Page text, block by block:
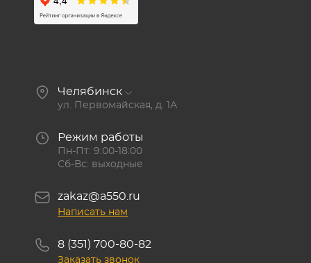
Челябинск
ул. Первомайская, д. 1А
Режим работы
Пн-Пт: 9:00-18:00
Сб-Вс: выходные
zakaz@a550.ru
Написать нам
8 (351) 700-80-82
Заказать звонок